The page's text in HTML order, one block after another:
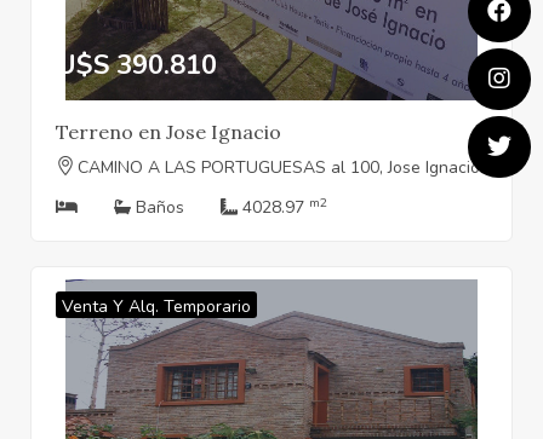
U$S 390.810
Terreno en Jose Ignacio
CAMINO A LAS PORTUGUESAS al 100, Jose Ignacio
Baños
4028.97 m2
Venta Y Alq. Temporario